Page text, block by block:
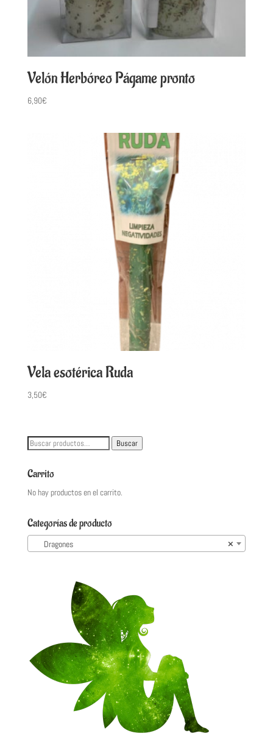
Velón Herbóreo Págame pronto
6,90€
Vela esotérica Ruda
3,50€
Buscar
Buscar
Carrito
No hay productos en el carrito.
Categorías de producto
×
Dragones